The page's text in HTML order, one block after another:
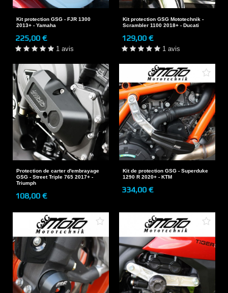
Kit protection GSG - FJR 1300
2013+ - Yamaha
225,00 €
1 avis
Kit protection GSG Mototechnik -
Scrambler 1100 2018+ - Ducati
129,00 €
1 avis
Protection de carter d'embrayage
GSG - Street Triple 765 2017+ -
Triumph
108,00 €
Kit de protection GSG - Superduke
1290 R 2020+ - KTM
334,00 €